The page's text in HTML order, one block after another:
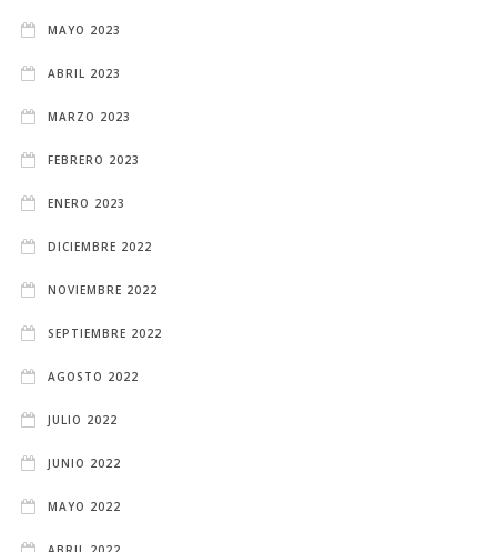
MAYO 2023
ABRIL 2023
MARZO 2023
FEBRERO 2023
ENERO 2023
DICIEMBRE 2022
NOVIEMBRE 2022
SEPTIEMBRE 2022
AGOSTO 2022
JULIO 2022
JUNIO 2022
MAYO 2022